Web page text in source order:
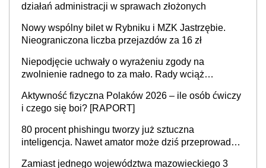
działań administracji w sprawach złożonych
Nowy wspólny bilet w Rybniku i MZK Jastrzębie.
Nieograniczona liczba przejazdów za 16 zł
Niepodjęcie uchwały o wyrażeniu zgody na
zwolnienie radnego to za mało. Rady wciąż
sprawy
Aktywność fizyczna Polaków 2026 – ile osób ćwiczy
i czego się boi? [RAPORT]
80 procent phishingu tworzy już sztuczna
inteligencja. Nawet amator może dziś przeprowadzić
Zamiast jednego województwa mazowieckiego 3